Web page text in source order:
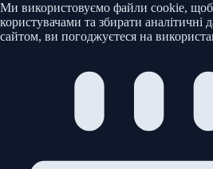
Ми використовуємо файли cookie,
користувачами та збирати
сайтом, ви погоджуєтеся на